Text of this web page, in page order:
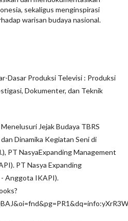
sekaligus menginspirasi
warisan budaya nasional.
Dasar Produksi Televisi : Produksi
Dokumenter, dan Teknik
Jejak Budaya TBRS
Dinamika Kegiatan Seni di
PT NasyaExpanding Management
PT Nasya Expanding
Anggota IKAPI).